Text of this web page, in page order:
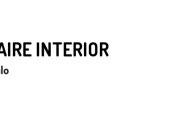
INTERIOR